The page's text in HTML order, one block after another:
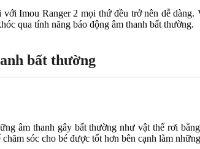
Imou Ranger 2 mọi thứ đều trở nên dễ
qua tính năng báo động âm thanh bất thường.
bất thường
âm thanh gây bất thường như vật thể rơi
sóc cho bé được tốt hơn bên cạnh làm